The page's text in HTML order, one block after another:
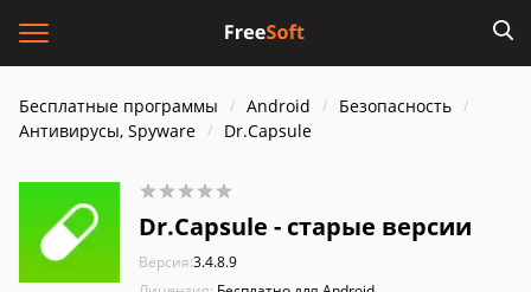
Бесплатные программы Android
Безопасность
Антивирусы, Spyware
Dr.Capsule
Dr.Capsule - старые версии
Версия:3.4.8.9